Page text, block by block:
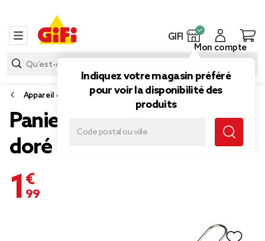
GIFI
Indiquez votre magasin préféré
pour voir la disponibilité des
produits
Mon compte
Appareil de cuisson
Panier de présentation
doré
1,99 €